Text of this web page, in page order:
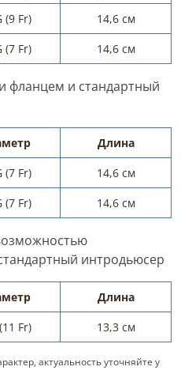
(9 Fr)
14,6 см
(7 Fr) 14,6 см
фланцем и стандартный
Длина
(7 Fr)
14,6 см
(7 Fr) 14,6 см
интродьюсер
Длина
Fr) 13,3 см
актуальность уточняйте у